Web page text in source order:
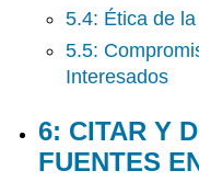
5.4: Ética de
5.5:
Interesados
6: CITAR Y
FUENTES